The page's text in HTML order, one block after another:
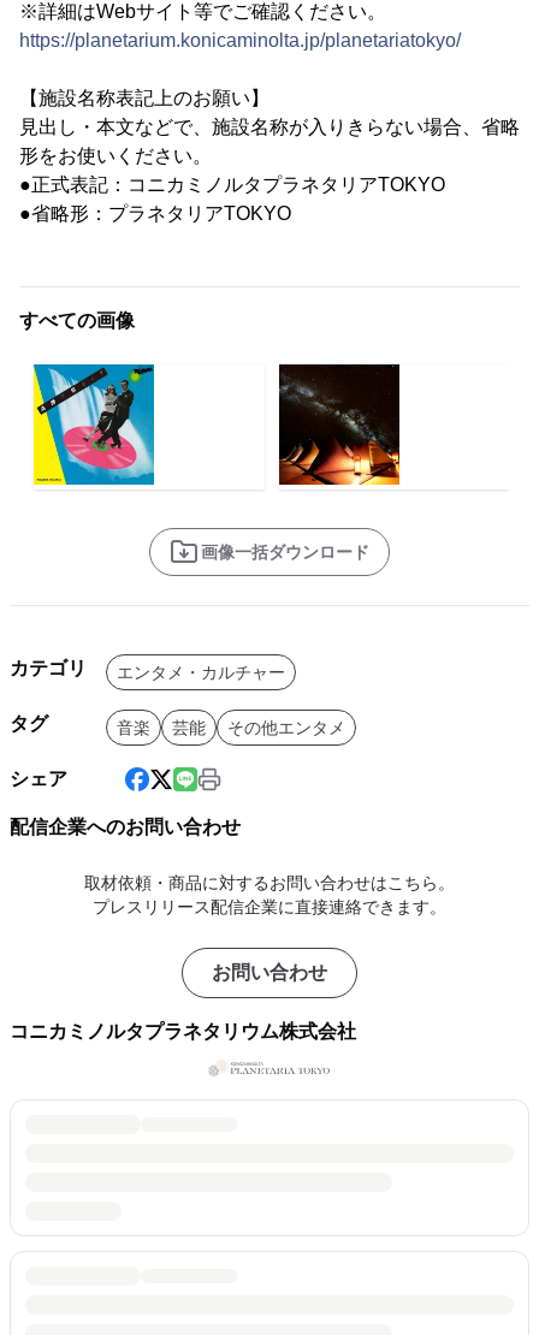
※詳細はWebサイト等でご確認ください。
https://planetarium.konicaminolta.jp/planetariatokyo/
【施設名称表記上のお願い】
見出し・本文などで、施設名称が入りきらない場合、省略
形をお使いください。
●正式表記：コニカミノルタプラネタリアTOKYO
●省略形：プラネタリアTOKYO
すべての画像
画像一括ダウンロード
カテゴリ エンタメ・カルチャー
タグ 音楽 芸能 その他エンタメ
シェア
配信企業へのお問い合わせ
取材依頼・商品に対するお問い合わせはこちら。
プレスリリース配信企業に直接連絡できます。
お問い合わせ
コニカミノルタプラネタリウム株式会社